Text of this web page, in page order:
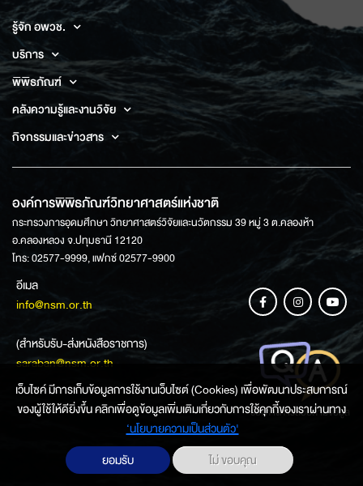
รู้จัก อพวช.
บริการ
พิพิธภัณฑ์
คลังความรู้และงานวิจัย
กิจกรรมและข่าวสาร
องค์การพิพิธภัณฑ์วิทยาศาสตร์แห่งชาติ
กระทรวงการอุดมศึกษา วิทยาศาสตร์วิจัยและนวัตกรรม 39 หมู่ 3 ต.คลองห้า
อ.คลองหลวง จ.ปทุมธานี 12120
โทร: 02577-9999, แฟกซ์ 02577-9900
อีเมล
info@nsm.or.th
(สำหรับรับ-ส่งหนังสือราชการ)
saraban@nsm.or.th
ช่องทางการสอบถามข้อมูล
เว็บไซค์ มีการเก็บข้อมูลการใช้งานเว็บไซต์ (Cookies) เพื่อพัฒนาประสบการณ์
ของผู้ใช้ให้ดียิ่งขึ้น คลิกเพื่อดูข้อมูลเพิ่มเติมเกี่ยวกับการใช้คุกกี้ของเราผ่านทาง
‘นโยบายความเป็นส่วนตัว'
ยอมรับ
ไม่ ขอบคุณ